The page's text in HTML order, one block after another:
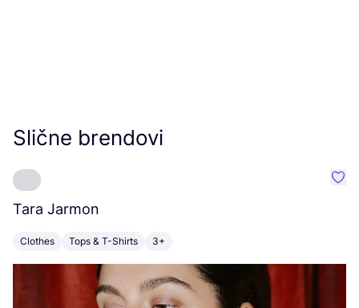
Slične brendovi
Tara Jarmon
Clothes Tops & T-Shirts 3+